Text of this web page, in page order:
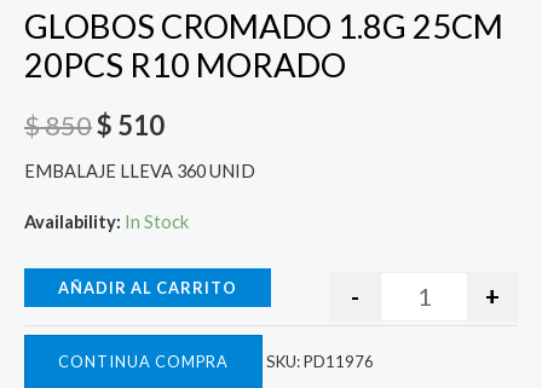
GLOBOS CROMADO 1.8G 25CM
20PCS R10 MORADO
$850
$ 850.
$ 510
$ 510.
EMBALAJE LLEVA 360 UNID
Availability: In Stock
- +
AÑADIR AL CARRITO
CONTINUA COMPRA SKU:PD11976